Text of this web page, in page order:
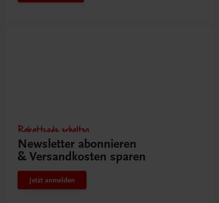
Rabattcode erhalten
Newsletter abonnieren
& Versandkosten sparen
Jetzt anmelden